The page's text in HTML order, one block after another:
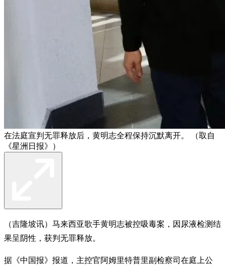
在法庭宣判无罪释放后，黄明志全程保持沉默离开。 （取自
《星洲日报》）
（吉隆坡讯）马来西亚歌手黄明志被控吸毒案，因尿液检测结
果呈阴性，获判无罪释放。
据《中国报》报道，主控官阿姆里特普里副检察司在庭上公